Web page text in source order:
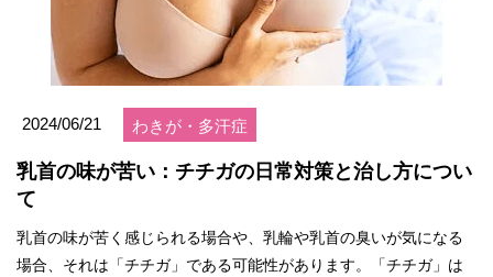
2024/06/21 わきが・多汗症
乳首の味が苦い：チチガの日常対策と治し方につい
て
乳首の味が苦く感じられる場合や、乳輪や乳首の臭いが気になる
場合、それは「チチガ」である可能性があります。「チチガ」は